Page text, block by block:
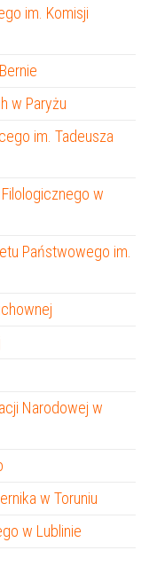
im. Komisji
w Paryżu
im. Tadeusza
w
Państwowego im.
Narodowej w
w Toruniu
w Lublinie